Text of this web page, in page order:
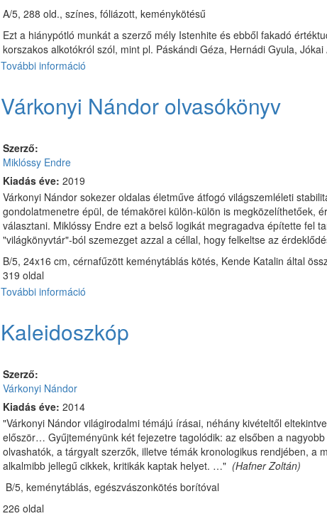
A/5, 288 old., színes, fóliázott, keménykötésű
Ezt a hiánypótló munkát a szerző mély Istenhite és ebből fakadó
korszakos alkotókról szól, mint pl. Páskándi Géza, Hernádi Gyula,
További információ
tartalommal
Várkonyi Nándor olvasókönyv
Szerző:
Miklóssy Endre
Kiadás éve: 2019
Várkonyi Nándor sokezer oldalas életműve átfogó világszemléleti
gondolatmenetre épül, de témakörei külön-külön is megközelíthetőek,
választani. Miklóssy Endre ezt a belső logikát megragadva építette fel
"világkönyvtár"-ból szemezget azzal a céllal, hogy felkeltse az
B/5, 24x16 cm, cérnafűzött keménytáblás kötés, Kende Katalin által
319 oldal
További információ
tartalommal
kapcsolatosan
Kaleidoszkóp
Szerző:
Várkonyi Nándor
Kiadás éve: 2014
"Várkonyi Nándor világirodalmi témájú írásai, néhány kivételtől
először… Gyűjteményünk két fejezetre tagolódik: az elsőben a
olvashatók, a tárgyalt szerzők, illetve témák kronologikus rendjében, a
alkalmibb jellegű cikkek, kritikák kaptak helyet. …" (Hafner Zoltán)
B/5, keménytáblás, egészvászonkötés borítóval
226 oldal